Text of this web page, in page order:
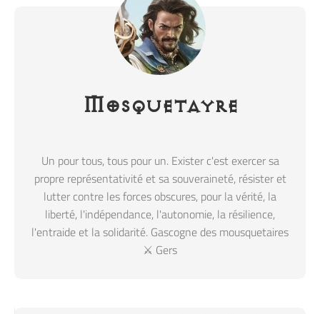
Mosquetayre
Un pour tous, tous pour un. Exister c'est exercer sa
propre représentativité et sa souveraineté, résister et
lutter contre les forces obscures, pour la vérité, la
liberté, l'indépendance, l'autonomie, la résilience,
l'entraide et la solidarité. Gascogne des mousquetaires
⚔️ Gers